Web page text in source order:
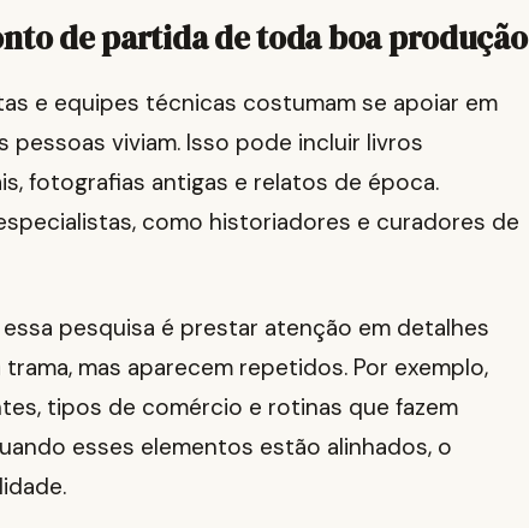
de partida de toda boa produção
e equipes técnicas costumam se apoiar em
viviam. Isso pode incluir livros
fotografias antigas e relatos de época.
como historiadores e curadores de
pesquisa é prestar atenção em detalhes
mas aparecem repetidos. Por exemplo,
tipos de comércio e rotinas que fazem
esses elementos estão alinhados, o